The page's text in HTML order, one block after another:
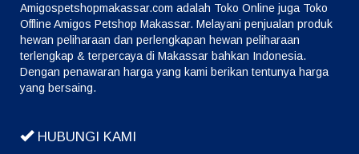
Amigospetshopmakassar.com adalah Toko Online juga Toko
Offline Amigos Petshop Makassar. Melayani penjualan produk
hewan peliharaan dan perlengkapan hewan peliharaan
terlengkap & terpercaya di Makassar bahkan Indonesia.
Dengan penawaran harga yang kami berikan tentunya harga
yang bersaing.
HUBUNGI KAMI